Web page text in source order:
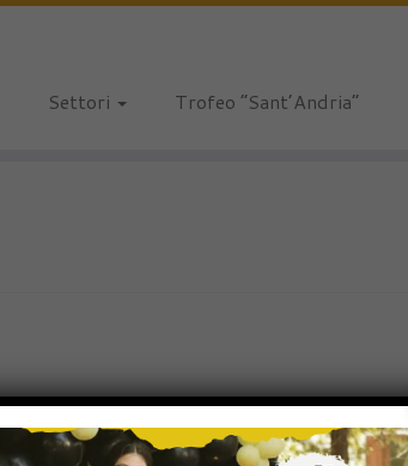
Settori Trofeo “Sant’Andria”